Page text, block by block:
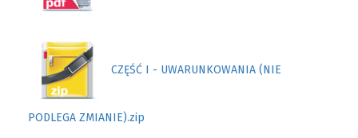
CZĘŚĆ I - UWARUNKOWANIA (NIE
PODLEGA ZMIANIE).zip